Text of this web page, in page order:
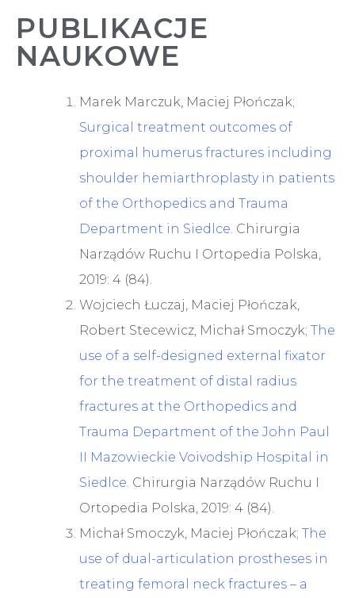
PUBLIKACJE
NAUKOWE
Marek Marczuk, Maciej Płończak;
Surgical treatment outcomes of
proximal humerus fractures including
shoulder hemiarthroplasty in patients
of the Orthopedics and Trauma
Department in Siedlce . Chirurgia
Narządów Ruchu I Ortopedia Polska,
2019: 4 (84).
Wojciech Łuczaj, Maciej Płończak,
Robert Stecewicz, Michał Smoczyk; The
use of a self-designed external fixator
for the treatment of distal radius
fractures at the Orthopedics and
Trauma Department of the John Paul
II Mazowieckie Voivodship Hospital in
Siedlce . Chirurgia Narządów Ruchu I
Ortopedia Polska, 2019: 4 (84).
Michał Smoczyk, Maciej Płończak; The
use of dual-articulation prostheses in
treating femoral neck fractures – a